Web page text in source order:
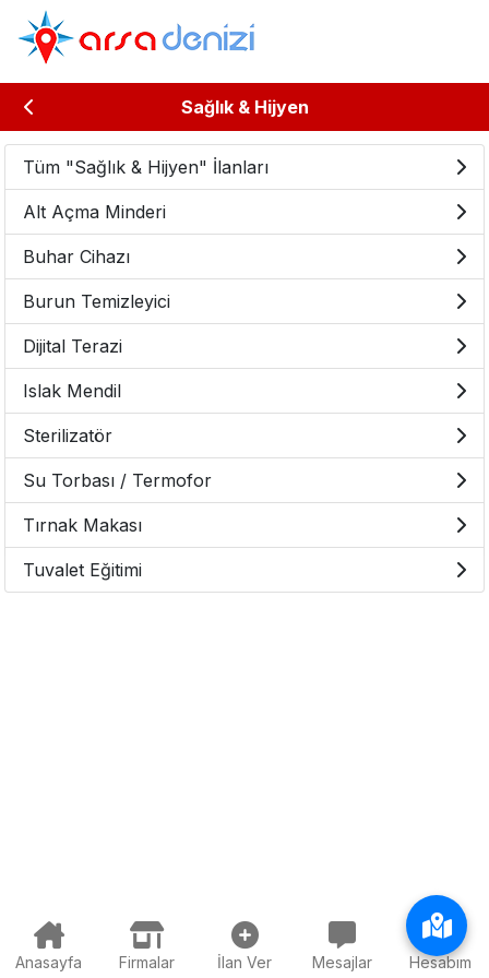
Sağlık & Hijyen
Tüm "Sağlık & Hijyen" İlanları
Alt Açma Minderi
Buhar Cihazı
Burun Temizleyici
Dijital Terazi
Islak Mendil
Sterilizatör
Su Torbası / Termofor
Tırnak Makası
Tuvalet Eğitimi
Anasayfa Firmalar İlan Ver Mesajlar Hesabım